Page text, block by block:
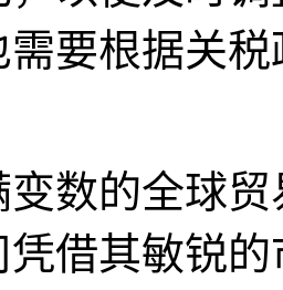
需要根据关
数的全球
借其敏锐